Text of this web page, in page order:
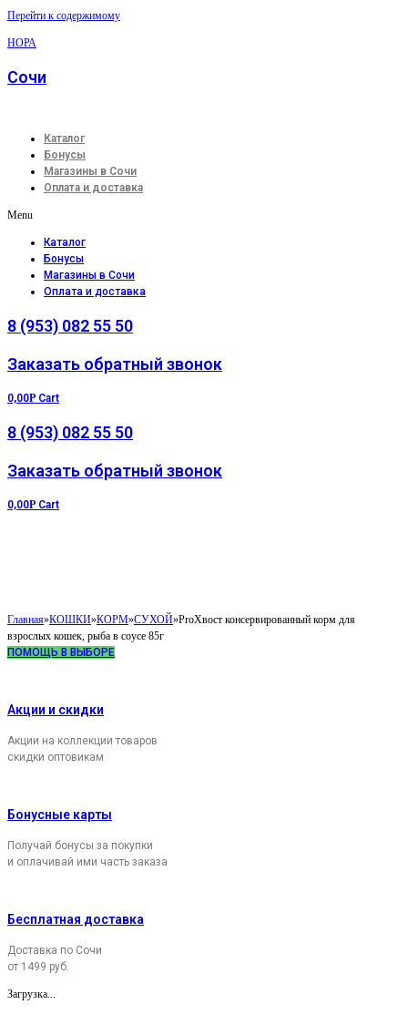
Перейти к содержимому
НОРА
Сочи
Каталог
Бонусы
Магазины в Сочи
Оплата и доставка
Menu
Каталог
Бонусы
Магазины в Сочи
Оплата и доставка
8 (953) 082 55 50
Заказать обратный звонок
0,00Р Cart
8 (953) 082 55 50
Заказать обратный звонок
0,00Р Cart
Главная»КОШКИ»КОРМ»СУХОЙ»ProХвост консервированный корм для
взрослых кошек, рыба в соусе 85г
ПОМОЩЬ В ВЫБОРЕ
Акции и скидки
Акции на коллекции товаров
скидки оптовикам
Бонусные карты
Получай бонусы за покупки
и оплачивай ими часть заказа
Бесплатная доставка
Доставка по Сочи
от 1499 руб.
Загрузка...